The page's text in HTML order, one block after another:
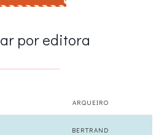
por editora
ARQUEIRO
BERTRAND